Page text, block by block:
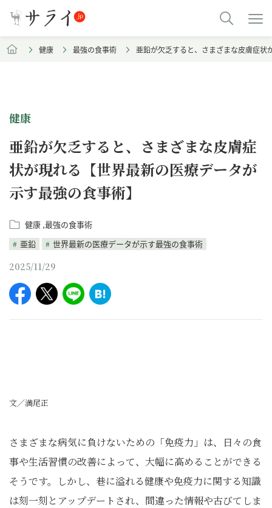
健康 最強の食事術 亜鉛が欠乏すると、さまざまな皮膚症
健康
亜鉛が欠乏すると、さまざまな皮膚症
状が現れる【世界最新の医療データが
示す最強の食事術】
健康 最強の食事術
亜鉛
世界最新の医療データが示す最強の食事術
2025/11/29
文／満尾正
さまざまな病気に負けないための「免疫力」は、日々の食
事や生活習慣の改善によって、大幅に高めることができる
そうです。しかし、巷に溢れる健康や免疫力に関する知識
は刻一刻とアップデートされ、間違った情報や古びてしま